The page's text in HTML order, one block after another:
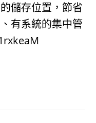
儲存位置，節省
有系統的集中管